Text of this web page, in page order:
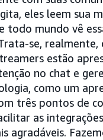
eles leem sua
todo mundo vê
se,
estão
no chat e
como um
três pontos de
as
agradáveis.